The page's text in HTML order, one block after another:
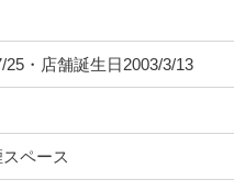
25・店舗誕生日2003/3/13
ペース